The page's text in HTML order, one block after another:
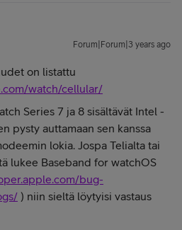
Forum|Forum|3 years ago
on listattu
watch/cellular/
Series 7 ja 8 sisältävät Intel -
pysty auttamaan sen kanssa
lokia. Jospa Telialta tai
lukee Baseband for watchOS
bug-
) niin sieltä löytyisi vastaus